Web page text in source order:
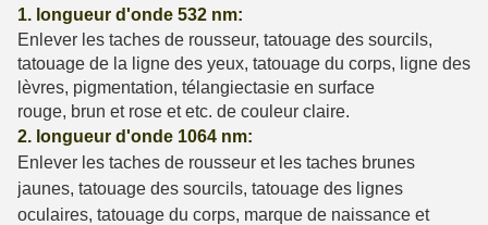
1. longueur d'onde 532 nm:
Enlever les taches de rousseur, tatouage des sourcils,
tatouage de la ligne des yeux, tatouage du corps, ligne des
lèvres, pigmentation, télangiectasie en surface
rouge, brun et rose et etc. de couleur claire.
2. longueur d'onde 1064 nm:
Enlever les taches de rousseur et les taches brunes
jaunes, tatouage des sourcils, tatouage des lignes
oculaires, tatouage du corps, marque de naissance et